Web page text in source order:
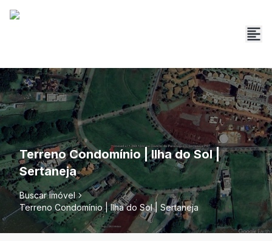
Terreno Condomínio | Ilha do Sol |
Sertaneja
Buscar imóvel
Terreno Condomínio | Ilha do Sol | Sertaneja